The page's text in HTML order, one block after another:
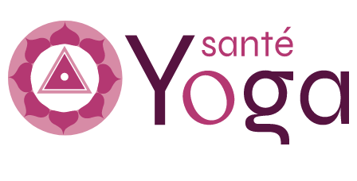
navigation